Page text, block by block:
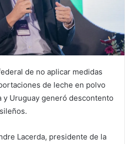
de no aplicar medidas
de leche en polvo
Uruguay generó descontento
Lacerda, presidente de la